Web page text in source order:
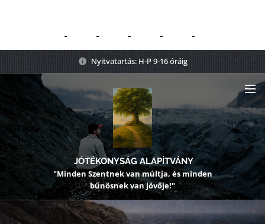
Nyitvatartás: H-P 9-16 óráig
JÓTÉKONYSÁG ALAPÍTVÁNY
"Minden Szentnek van múltja, és minden
bűnösnek van jövője!"